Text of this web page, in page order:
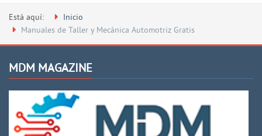
Está aquí:
Inicio
Manuales de Taller y Mecánica Automotriz Gratis
MDM MAGAZINE